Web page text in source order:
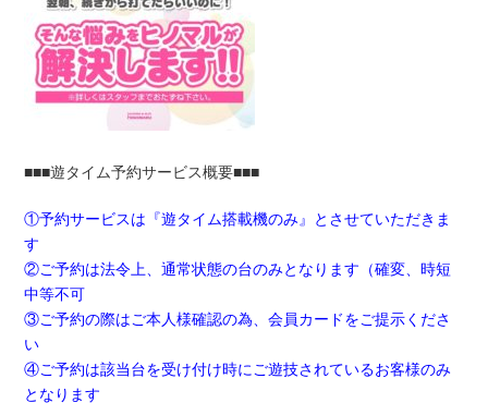
■■■遊タイム予約サービス概要■■■
①予約サービスは『遊タイム搭載機のみ』とさせていただきま
す
②ご予約は法令上、通常状態の台のみとなります（確変、時短
中等不可
③ご予約の際はご本人様確認の為、会員カードをご提示くださ
い
④ご予約は該当台を受け付け時にご遊技されているお客様のみ
となります